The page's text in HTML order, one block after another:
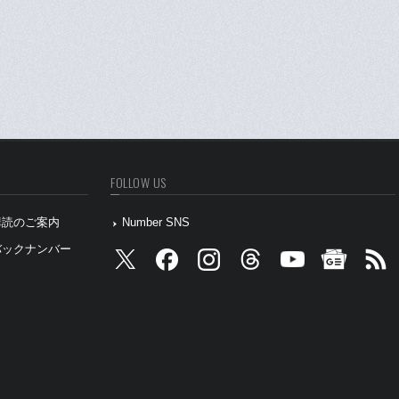
のご案内
クナンバー
FOLLOW US
Number SNS